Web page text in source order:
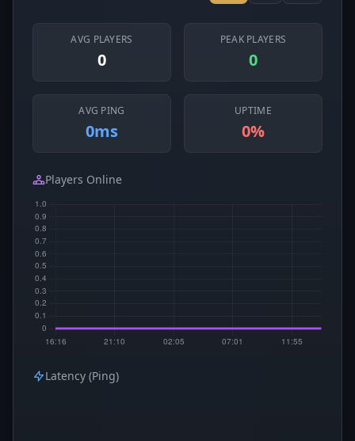
AVG PLAYERS
0
PEAK PLAYERS
0
AVG PING
0ms
UPTIME
0%
Players Online
Latency (Ping)